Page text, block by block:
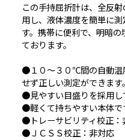
この手持屈折計は、全反
用し、液体濃度を簡単に
す。携帯に便利で、明暗
ております。
●１０～３０℃間の自動温
せず正しい測定ができます。
●見やすい目盛りを採用し
●軽くて持ちやすい本体で
●トレーサビリティ校正：
●ＪＣＳＳ校正：非対応